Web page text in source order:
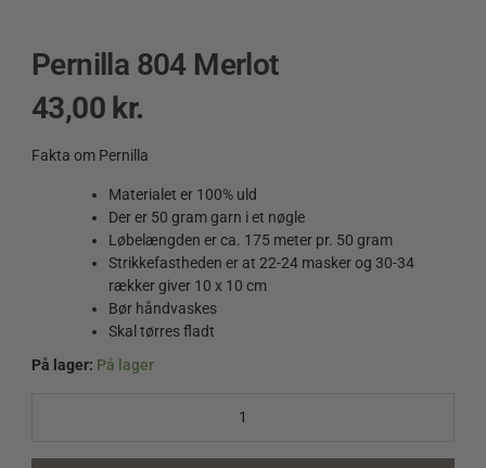
Pernilla 804 Merlot
43,00 kr.
Fakta om Pernilla
Materialet er 100% uld
Der er 50 gram garn i et nøgle
Løbelængden er ca. 175 meter pr. 50 gram
Strikkefastheden er at 22-24 masker og 30-34
rækker giver 10 x 10 cm
Bør håndvaskes
Skal tørres fladt
På lager: På lager
Pernilla